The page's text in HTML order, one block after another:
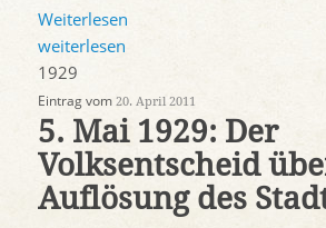
Weiterlesen
weiterlesen
1929
Eintrag vom 20. April 2011
5. Mai 1929: Der
Volksentscheid
Auflösung des